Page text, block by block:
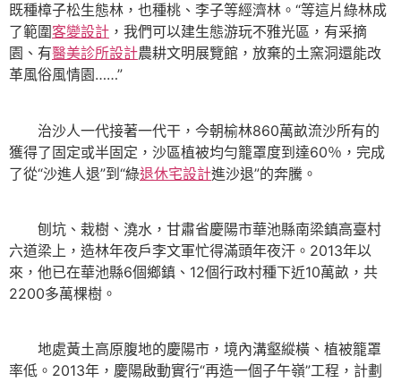
既種樟子松生態林，也種桃、李子等經濟林。“等這片綠林成
了範圍客變設計 ，我們可以建生態游玩不雅光區，有采摘
園、有醫美診所設計農耕文明展覽館，放棄的土窯洞還能改
革風俗風情園……”
治沙人一代接著一代干，今朝榆林860萬畝流沙所有的
獲得了固定或半固定，沙區植被均勻籠罩度到達60％，完成
了從“沙進人退”到“綠退休宅設計進沙退”的奔騰。
刨坑、栽樹、澆水，甘肅省慶陽市華池縣南梁鎮高臺村
六道梁上，造林年夜戶李文軍忙得滿頭年夜汗。2013年以
來，他已在華池縣6個鄉鎮、12個行政村種下近10萬畝，共
2200多萬棵樹。
地處黃土高原腹地的慶陽市，境內溝壑縱橫、植被籠罩
率低。2013年，慶陽啟動實行“再造一個子午嶺”工程，計劃